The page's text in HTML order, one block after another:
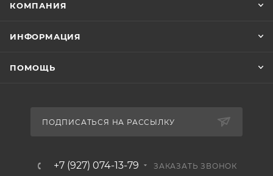
КОМПАНИЯ
ИНФОРМАЦИЯ
ПОМОЩЬ
ПОДПИСАТЬСЯ НА РАССЫЛКУ
+7 (927) 074-13-79 ЗАКАЗАТЬ ЗВОНОК